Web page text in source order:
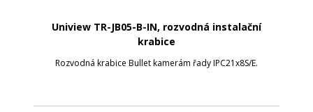
Uniview TR-JB05-B-IN, rozvodná instalační
krabice
Rozvodná krabice Bullet kamerám řady IPC21x8S/E.